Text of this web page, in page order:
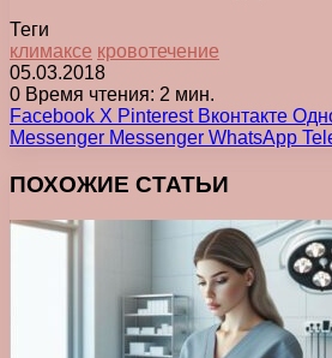
Теги
климаксе кровотечение
05.03.2018
0 Время чтения: 2 мин.
Facebook X Pinterest Вконтакте
Messenger Messenger WhatsApp
ПОХОЖИЕ СТАТЬИ